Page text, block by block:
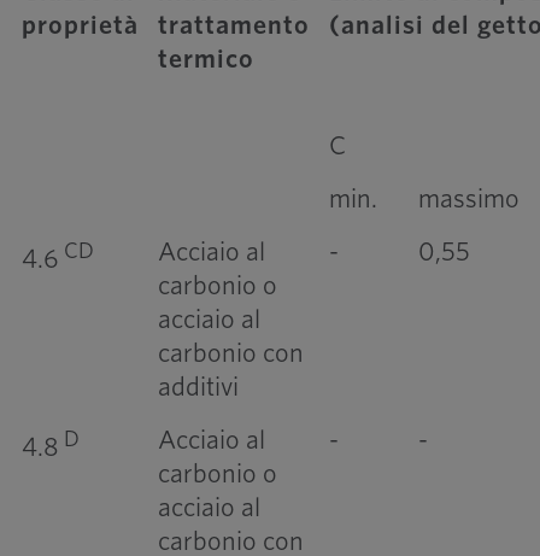
proprietà
trattamento
termico
(analisi del
C
min.
massimo
4.6 CD
Acciaio al
carbonio o
acciaio al
carbonio con
additivi
- 0,55
4.8 D
Acciaio al
carbonio o
acciaio al
carbonio con
- -